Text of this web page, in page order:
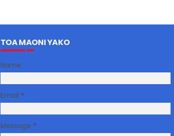
TOA MAONI YAKO
Name
Email *
Message *